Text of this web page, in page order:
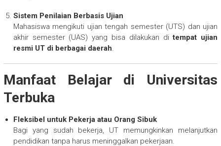
Sistem Penilaian Berbasis Ujian
Mahasiswa mengikuti ujian tengah semester (UTS) dan ujian
akhir semester (UAS) yang bisa dilakukan ditempat ujian
resmi UT di berbagai daerah.
Manfaat Belajar di Universitas
Terbuka
Fleksibel untuk Pekerja atau Orang Sibuk
Bagi yang sudah bekerja, UT memungkinkan melanjutkan
pendidikan tanpa harus meninggalkan pekerjaan.